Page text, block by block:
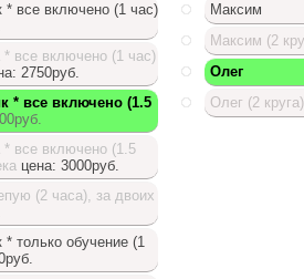
* все включено (1 час)
* все включено (1 час)
2750руб.
* все включено (1.5
* все включено (1.5
цена: 3000руб.
(2 часа), за двоих
только обучение (1
Максим
Максим (2
Олег
Олег (2 круга)